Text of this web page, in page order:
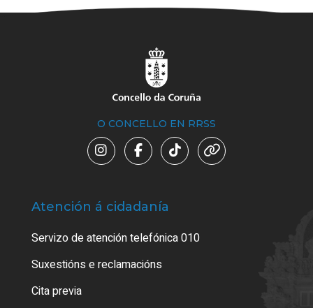
O CONCELLO EN RRSS
Atención á cidadanía
Servizo de atención telefónica 010
Suxestións e reclamacións
Cita previa